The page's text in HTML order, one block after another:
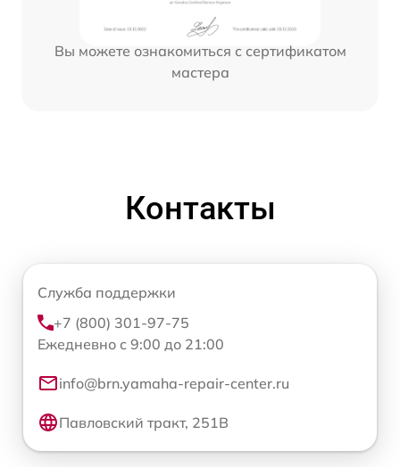
Вы можете ознакомиться с сертификатом
мастера
Контакты
Служба поддержки
+7 (800) 301-97-75
Ежедневно с 9:00 до 21:00
info@brn.yamaha-repair-center.ru
Павловский тракт, 251В